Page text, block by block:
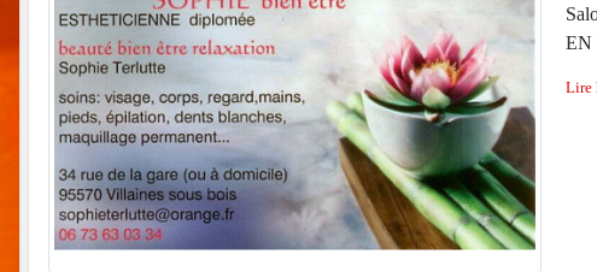
EN
Lire